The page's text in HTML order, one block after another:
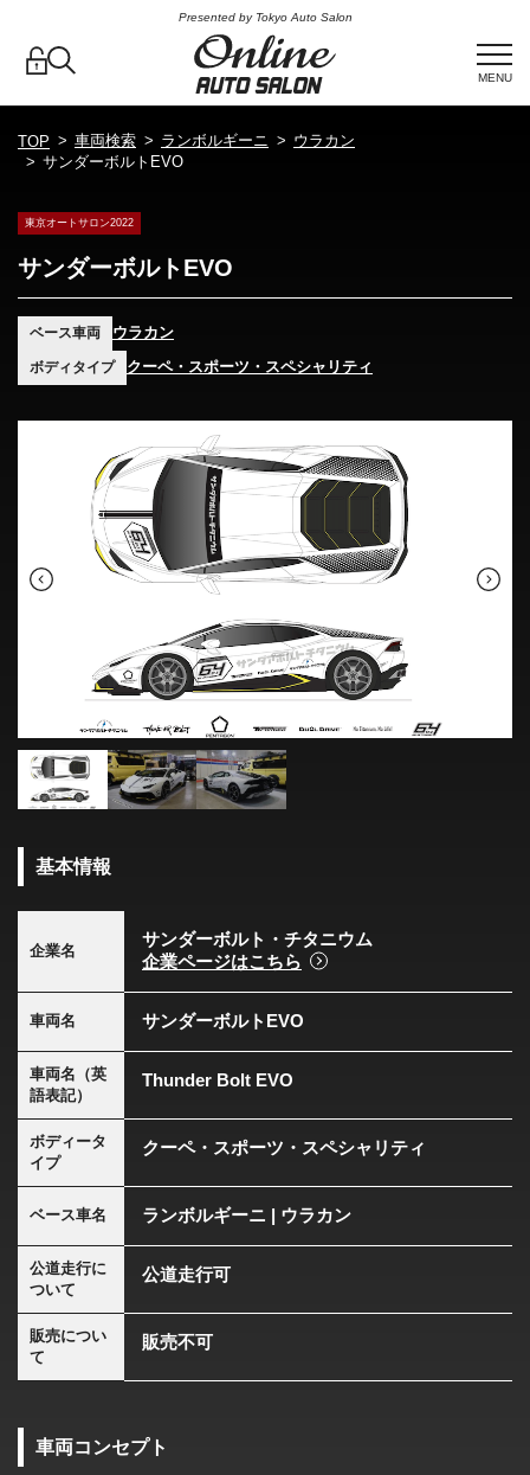
Presented by Tokyo Auto Salon
MENU
TOP 車両検索 ランボルギーニ
ウラカン
サンダーボルトEVO
東京オートサロン2022
サンダーボルトEVO
ベース車両 ウラカン
ボディタイプ クーペ・スポーツ・スペシャリティ
基本情報
企業名
サンダーボルト・チタニウム
企業ページはこちら
車両名 サンダーボルトEVO
車両名（英
語表記）
Thunder Bolt EVO
ボディータ
イプ
クーペ・スポーツ・スペシャリティ
ベース車名 ランボルギーニ | ウラカン
公道走行に
ついて
公道走行可
販売につい
て
販売不可
車両コンセプト